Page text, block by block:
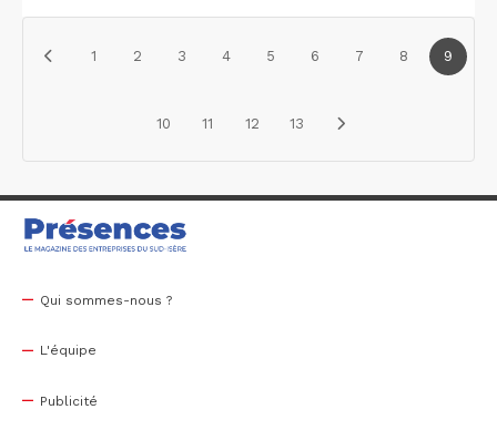
1 2 3 4 5 6 7 8 9
10 11 12 13
Qui sommes-nous ?
L'équipe
Publicité